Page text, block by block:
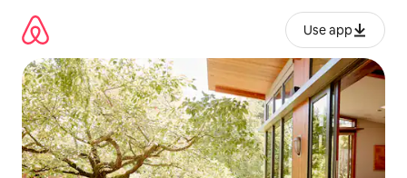
გადასვლა
Use app